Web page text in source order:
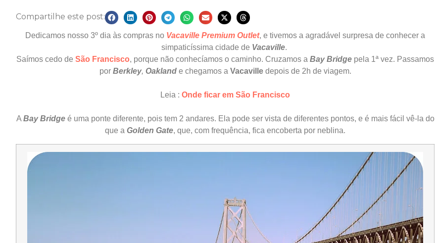
Compartilhe este post:
Dedicamos nosso 3º dia às compras no Vacaville Premium Outlet, e tivemos a agradável surpresa de conhecer a
simpaticíssima cidade de Vacaville.
Saímos cedo deSão Francisco, porque não conhecíamos o caminho. Cruzamos a Bay Bridge pela 1ª vez. Passamos
por Berkley, Oaklande chegamos a Vacavilledepois de 2h de viagem.
Leia :Onde ficar em São Francisco
A Bay Bridgeé uma ponte diferente, pois tem 2 andares. Ela pode ser vista de diferentes pontos, e é mais fácil vê-la do
que aGolden Gate, que, com frequência, fica encoberta por neblina.